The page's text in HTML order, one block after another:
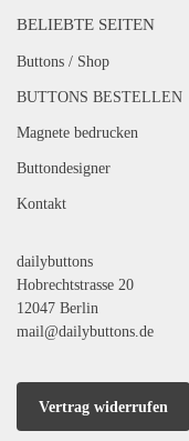
BELIEBTE SEITEN
Buttons / Shop
BUTTONS BESTELLEN
Magnete bedrucken
Buttondesigner
Kontakt
dailybuttons
Hobrechtstrasse 20
12047 Berlin
mail@dailybuttons.de
Vertrag widerrufen